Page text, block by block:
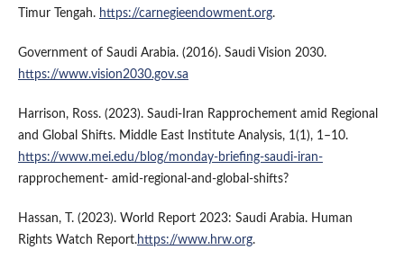
Timur Tengah. https://carnegieendowment.org.
Government of Saudi Arabia. (2016). Saudi Vision 2030.
https://www.vision2030.gov.sa
Harrison, Ross. (2023). Saudi-Iran Rapprochement amid Regional
and Global Shifts. Middle East Institute Analysis, 1(1), 1–10.
https://www.mei.edu/blog/monday-briefing-saudi-iran-
rapprochement- amid-regional-and-global-shifts?
Hassan, T. (2023). World Report 2023: Saudi Arabia. Human
Rights Watch Report.https://www.hrw.org.